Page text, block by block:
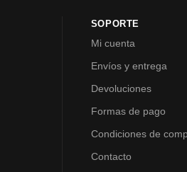
SOPORTE
Mi cuenta
Envíos y entrega
Devoluciones
Formas de pago
Condiciones de
Contacto